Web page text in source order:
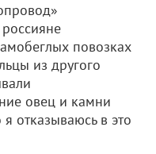
повозках
из другого
овец и камни
отказываюсь в это